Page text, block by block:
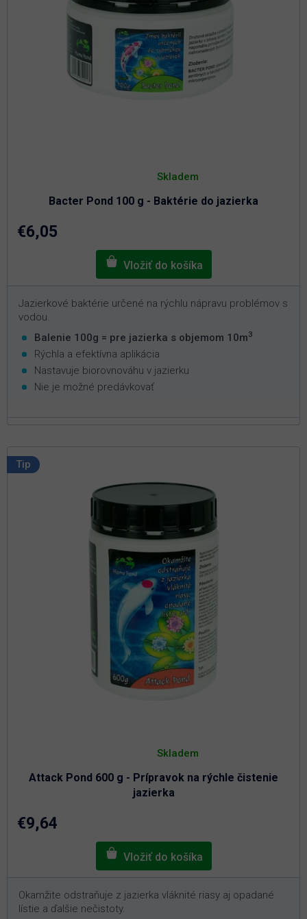
Bacter Pond 100 g - Baktérie do jazierka
hodnotenie
je
5,0
Skladem
€6,05
Jazierkové baktérie určené na rýchlu nápravu problémov s
vodou.
Balenie 100g = pre jazierka s objemom 10m3
Rýchla a efektívna aplikácia
Nastavuje biorovnováhu v jazierku
Nie je možné predávkovať
Tip
Attack Pond 600 g - Prípravok na rýchle čistenie
jazierka
hodnotenie
je
5,0
z
5
Skladem
€9,64
Okamžite odstraňuje z jazierka vláknité riasy aj opadané
lístie a ďalšie nečistoty.